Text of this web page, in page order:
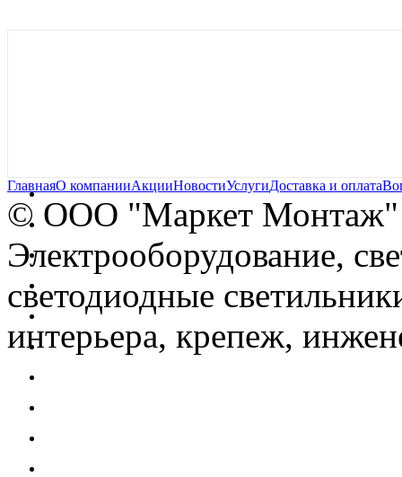
ГлавнаяО компанииАкцииНовостиУслугиДоставка и оплата
© OOO "Маркет Монтаж"
Электрооборудование,
светодиодные
интерьера, крепеж,